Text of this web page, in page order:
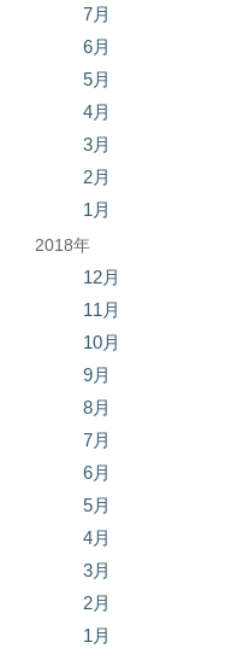
7月
6月
5月
4月
3月
2月
1月
2018年
12月
11月
10月
9月
8月
7月
6月
5月
4月
3月
2月
1月